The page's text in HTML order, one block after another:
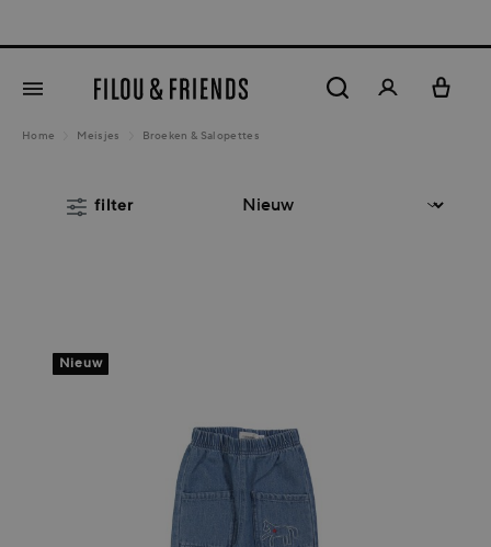
Home Meisjes Broeken & Salopettes
filter
Nieuw